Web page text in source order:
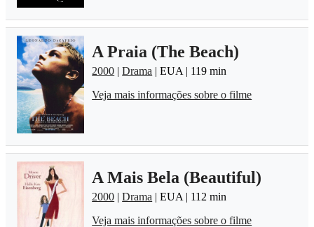
A Praia (The Beach)
2000 |Drama | EUA | 119 min
Veja mais informações sobre o filme
A Mais Bela (Beautiful)
2000 |Drama | EUA | 112 min
Veja mais informações sobre o filme